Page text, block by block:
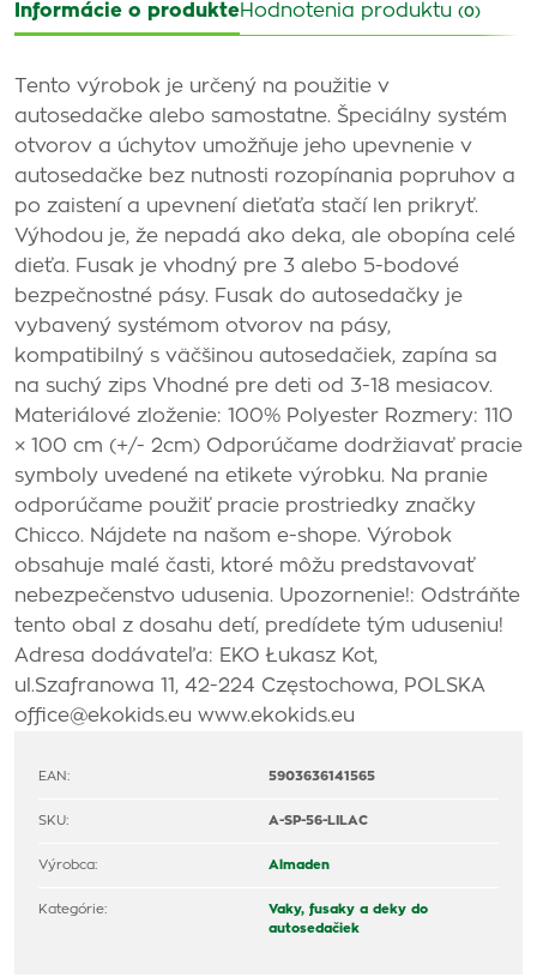
Informácie o produkteHodnotenia produktu (0)
Tento výrobok je určený na použitie v
autosedačke alebo samostatne. Špeciálny systém
otvorov a úchytov umožňuje jeho upevnenie v
autosedačke bez nutnosti rozopínania popruhov a
po zaistení a upevnení dieťaťa stačí len prikryť.
Výhodou je, že nepadá ako deka, ale obopína celé
dieťa. Fusak je vhodný pre 3 alebo 5-bodové
bezpečnostné pásy. Fusak do autosedačky je
vybavený systémom otvorov na pásy,
kompatibilný s väčšinou autosedačiek, zapína sa
na suchý zips Vhodné pre deti od 3-18 mesiacov.
Materiálové zloženie: 100% Polyester Rozmery: 110
× 100 cm (+/- 2cm) Odporúčame dodržiavať pracie
symboly uvedené na etikete výrobku. Na pranie
odporúčame použiť pracie prostriedky značky
Chicco. Nájdete na našom e-shope. Výrobok
obsahuje malé časti, ktoré môžu predstavovať
nebezpečenstvo udusenia. Upozornenie!: Odstráňte
tento obal z dosahu detí, predídete tým uduseniu!
Adresa dodávateľa: EKO Łukasz Kot,
ul.Szafranowa 11, 42-224 Częstochowa, POLSKA
office@ekokids.eu www.ekokids.eu
EAN: 5903636141565
SKU: A-SP-56-LILAC
Výrobca: Almaden
Kategórie:
Vaky, fusaky a deky do
autosedačiek